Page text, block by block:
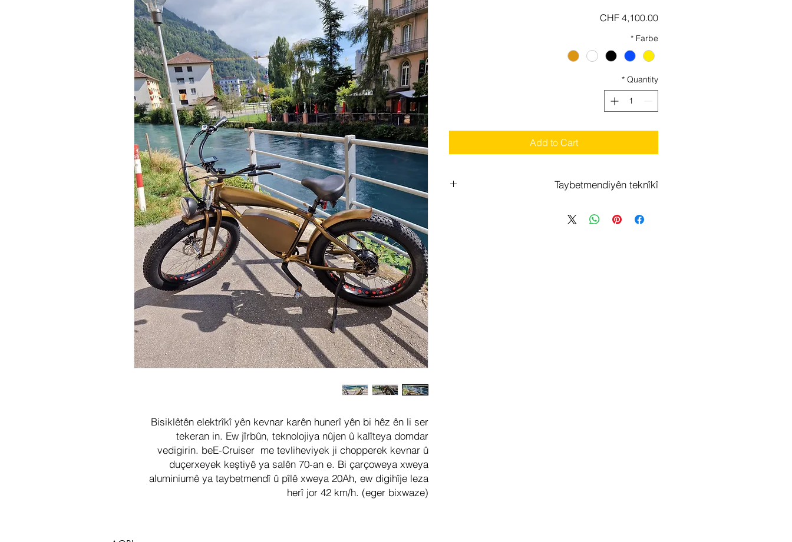
Bisiklêtên elektrîkî yên kevnar karên hunerî yên bi hêz ên li ser
tekeran in. Ew jîrbûn, teknolojiya nûjen û kalîteya domdar
vedigirin. beE-Cruiser me tevliheviyek ji chopperek kevnar û
duçerxeyek keştiyê ya salên 70-an e. Bi çarçoweya xweya
aluminiumê ya taybetmendî û pîlê xweya 20Ah, ew digihîje leza
herî jor 42 km/h. (eger bixwaze)
CHF 4,100.00
Price
Farbe
*
Quantity
*
Add to Cart
Taybetmendiyên teknîkî
Ji 25 km/h - 45 km/h